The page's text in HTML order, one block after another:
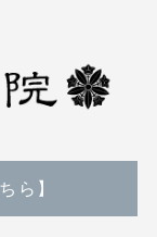
ら】